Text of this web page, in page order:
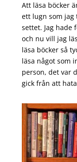
Att läsa böcker
ett lugn som
settet. Jag hade
och nu vill jag
läsa böcker så
läsa något som
person, det var
gick från att